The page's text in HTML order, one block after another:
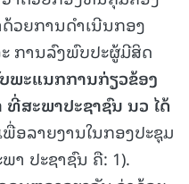
ວຍການດໍາເນີນກອງ
ການລົງພົບປະຜູ້ມີສິດ
ພະແນກການກ່ຽວຂ້ອງ
ສະພາປະຊາຊົນ ນວ ໄດ້
ອລາຍງານໃນກອງປະຊຸມ
າ ປະຊາຊົນ ຄື: 1).